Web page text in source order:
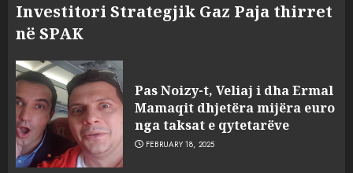
Investitori Strategjik Gaz Paja thirret
në SPAK
Pas Noizy-t, Veliaj i dha Ermal
Mamaqit dhjetëra mijëra euro
nga taksat e qytetarëve
FEBRUARY 18, 2025